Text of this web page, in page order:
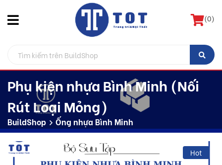
(0)
Phụ kiện nhựa Bình Minh (Nối
Rút Loại Mỏng)
BuildShop Ống nhựa Bình Minh
Hot